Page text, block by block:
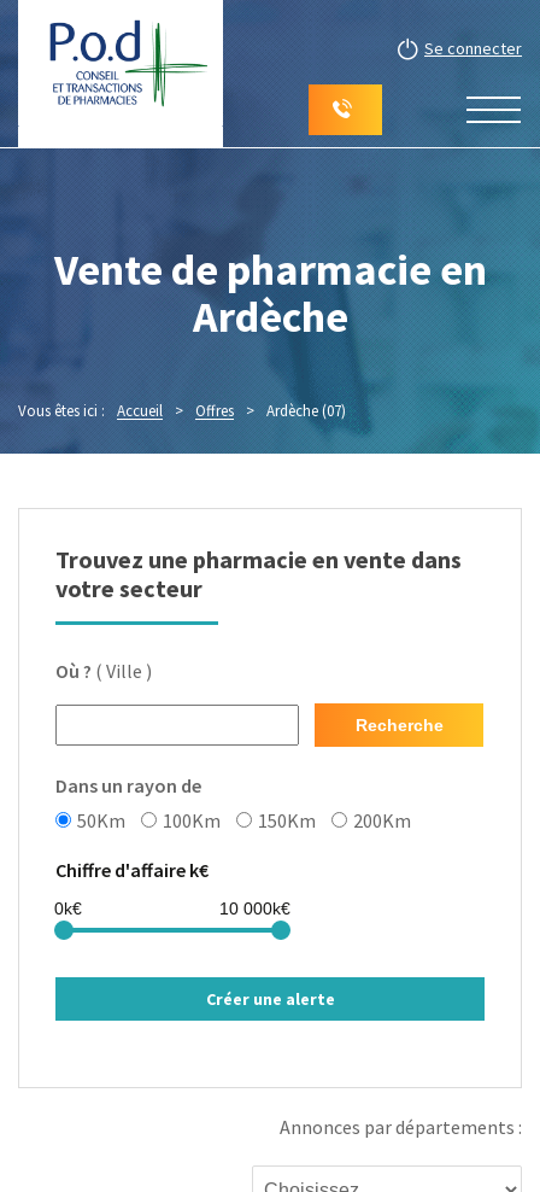
Se connecter
Vente de pharmacie en
Ardèche
Vous êtes ici : Accueil > Offres > Ardèche (07)
Trouvez une pharmacie en vente dans
votre secteur
Où ? ( Ville )
Recherche
Dans un rayon de
50Km
100Km 150Km 200Km
Chiffre d'affaire k€
Créer une alerte
Annonces par départements :